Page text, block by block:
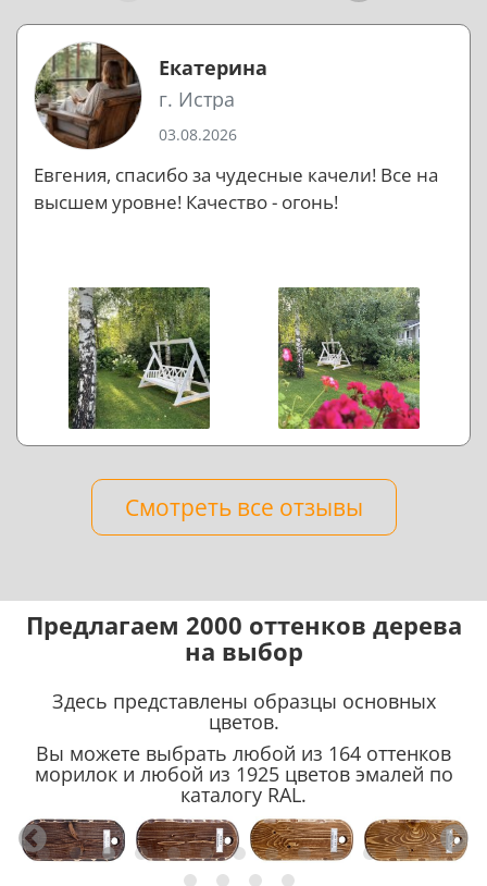
Екатерина
г. Истра
03.08.2026
Евгения, спасибо за чудесные качели! Все на
высшем уровне! Качество - огонь!
Смотреть все отзывы
Предлагаем 2000 оттенков дерева
на выбор
Здесь представлены образцы основных
цветов.
Вы можете выбрать любой из 164 оттенков
морилок и любой из 1925 цветов эмалей по
каталогу RAL.